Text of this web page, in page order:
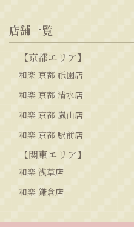
店舗一覧
【京都エリア】
和楽 京都 祇園店
和楽 京都 清水店
和楽 京都 嵐山店
和楽 京都 駅前店
【関東エリア】
和楽 浅草店
和楽 鎌倉店